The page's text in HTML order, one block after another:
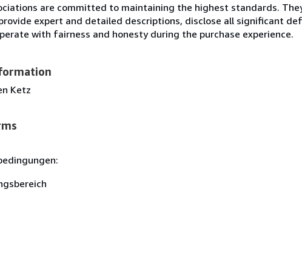
are committed to maintaining the highest standards.
expert and detailed descriptions, disclose all significant
with fairness and honesty during the purchase experience.
Ketz